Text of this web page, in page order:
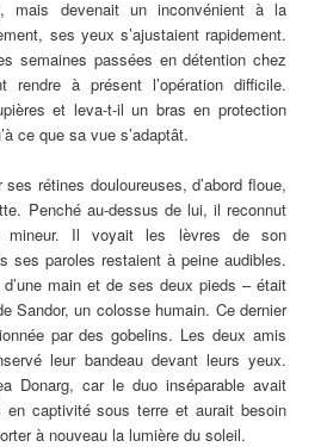
mais devenait un inconvénient à la
ses yeux s’ajustaient rapidement.
semaines passées en détention chez
rendre à présent l’opération difficile.
et leva-t-il un bras en protection
ce que sa vue s’adaptât.
rétines douloureuses, d’abord floue,
Penché au-dessus de lui, il reconnut
mineur. Il voyait les lèvres de son
ses paroles restaient à peine audibles.
main et de ses deux pieds – était
Sandor, un colosse humain. Ce dernier
par des gobelins. Les deux amis
leur bandeau devant leurs yeux.
Donarg, car le duo inséparable avait
en captivité sous terre et aurait besoin
à nouveau la lumière du soleil.